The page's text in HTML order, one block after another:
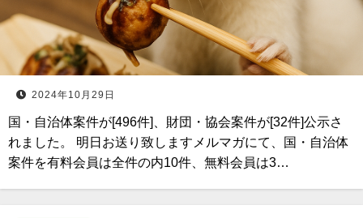
2024年10月29日
国・自治体案件が[496件]、財団・協会案件が[32件]公示さ
れました。 明日お送り致しますメルマガにて、国・自治体
案件を有料会員は全件の内10件、無料会員は3…